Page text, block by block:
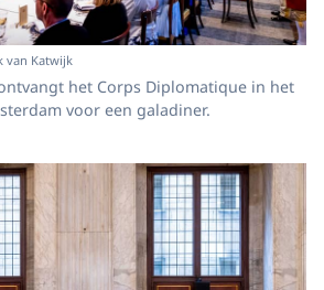
van Katwijk
het Corps Diplomatique in het
voor een galadiner.
Willem-Alexander en Koningin Máxima